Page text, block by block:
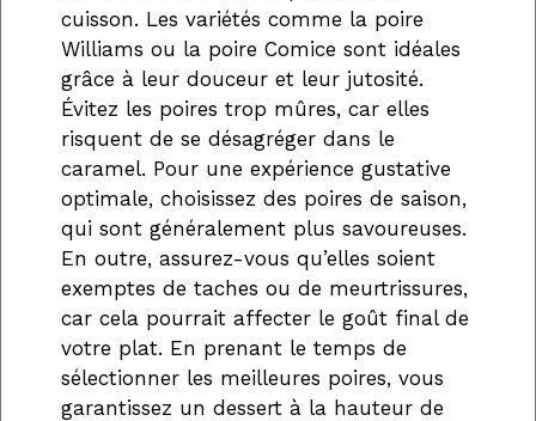
cuisson. Les variétés comme la poire
Williams ou la poire Comice sont idéales
grâce à leur douceur et leur jutosité.
Évitez les poires trop mûres, car elles
risquent de se désagréger dans le
caramel. Pour une expérience gustative
optimale, choisissez des poires de saison,
qui sont généralement plus savoureuses.
En outre, assurez-vous qu’elles soient
exemptes de taches ou de meurtrissures,
car cela pourrait affecter le goût final de
votre plat. En prenant le temps de
sélectionner les meilleures poires, vous
garantissez un dessert à la hauteur de